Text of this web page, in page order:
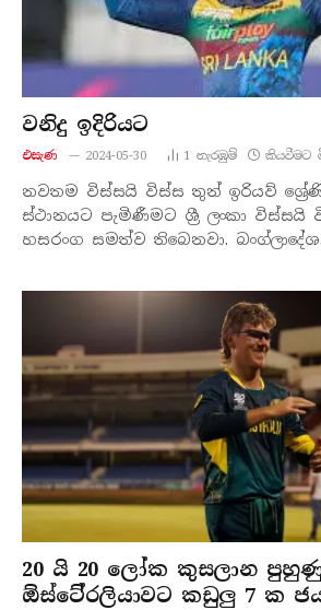
වනිදු ඉදිරියට
එසැණ 2024-05-30 1 නැරඹු​ම් කියවීමට
නවතම විස්සයි විස්ස තුන් ඉරියව්
ස්ථානයට පැමිණීමට ශ්‍රී ලංකා විස්සයි
හසරංග සමත්ව තිබෙනවා.
20 යි 20 ලෝක කුසලාන
ඕස්ටේ්‍රලියාවට කඩුලු 7 ක